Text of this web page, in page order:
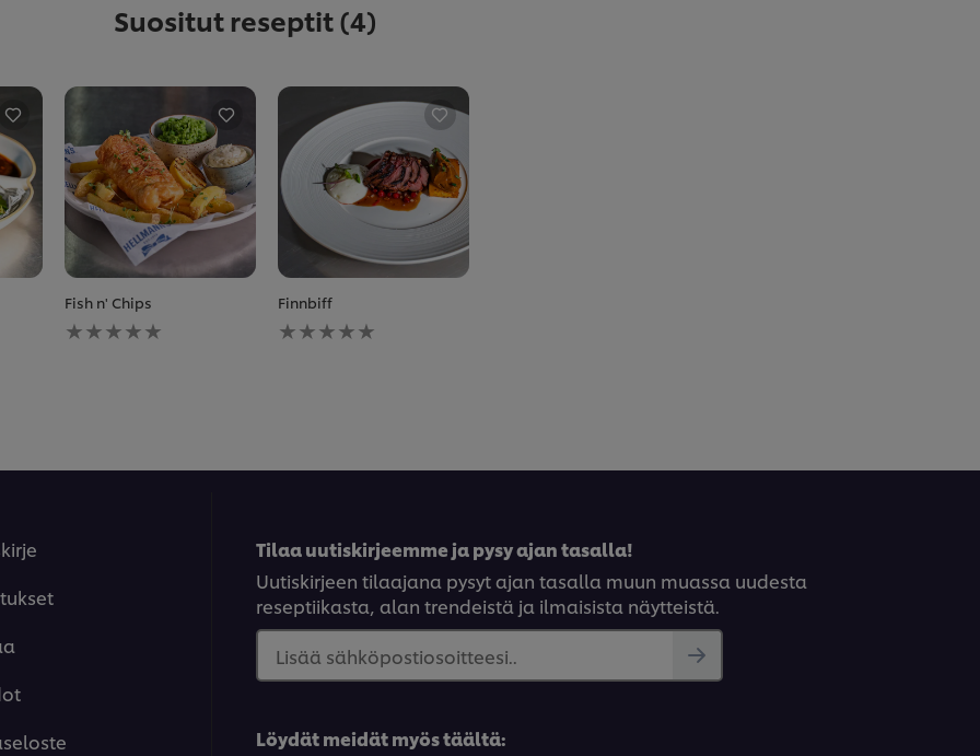
Suositut reseptit(4)
Fish n' Chips
Ei
arvioita
Finnbiff
Ei
arvioita
Tilaa uutiskirjeemme ja pysy ajan tasalla!
Uutiskirjeen tilaajana pysyt ajan tasalla muun muassa uudesta
reseptiikasta, alan trendeistä ja ilmaisista näytteistä.
Lisää sähköpostiosoitteesi..
Löydät meidät myös täältä: